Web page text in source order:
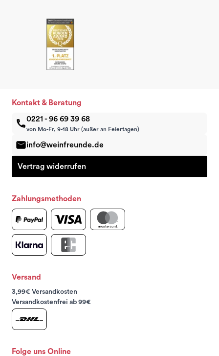
Kontakt & Beratung
0221 - 96 69 39 68
von Mo-Fr, 9-18 Uhr (außer an Feiertagen)
info@weinfreunde.de
Vertrag widerrufen
Zahlungsmethoden
Versand
3,99€ Versandkosten
Versandkostenfrei ab 99€
Folge uns Online